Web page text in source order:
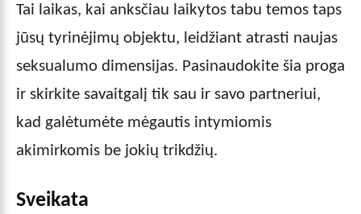
Tai laikas, kai anksčiau laikytos tabu temos taps
jūsų tyrinėjimų objektu, leidžiant atrasti naujas
seksualumo dimensijas. Pasinaudokite šia proga
ir skirkite savaitgalį tik sau ir savo partneriui,
kad galėtumėte mėgautis intymiomis
akimirkomis be jokių trikdžių.
Sveikata